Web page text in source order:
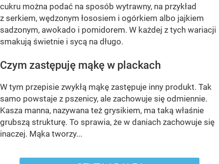
cukru można podać na sposób wytrawny, na przykład
z serkiem, wędzonym łososiem i ogórkiem albo jajkiem
sadzonym, awokado i pomidorem. W każdej z tych wariacji
smakują świetnie i sycą na długo.
Czym zastępuję mąkę w plackach
W tym przepisie zwykłą mąkę zastępuje inny produkt. Tak
samo powstaje z pszenicy, ale zachowuje się odmiennie.
Kasza manna, nazywana też grysikiem, ma taką właśnie
grubszą strukturę. To sprawia, że w daniach zachowuje się
inaczej. Mąka tworzy...